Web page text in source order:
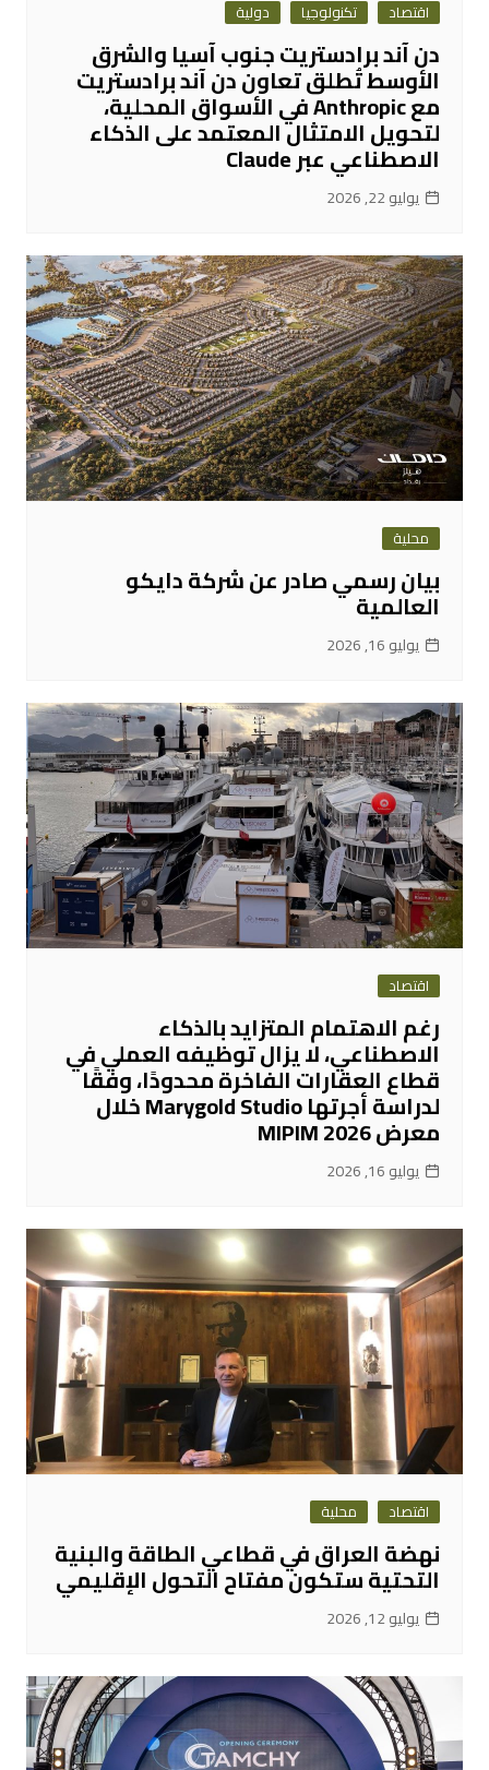
اقتصاد تكنولوجيا دولية
دن آند برادستريت جنوب آسيا والشرق
الأوسط تُطلق تعاون دن آند برادستريت
مع Anthropic في الأسواق المحلية،
لتحويل الامتثال المعتمد على الذكاء
الاصطناعي عبر Claude
يوليو 22, 2026
محلية
بيان رسمي صادر عن شركة دايكو
العالمية
يوليو 16, 2026
اقتصاد
رغم الاهتمام المتزايد بالذكاء
الاصطناعي، لا يزال توظيفه العملي في
قطاع العقارات الفاخرة محدودًا، وفقًا
لدراسة أجرتها Marygold Studio خلال
معرض MIPIM 2026
يوليو 16, 2026
اقتصاد محلية
نهضة العراق في قطاعي الطاقة والبنية
التحتية ستكون مفتاح التحول الإقليمي
يوليو 12, 2026